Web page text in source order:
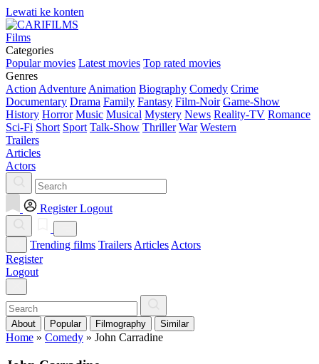
Lewati ke konten
Films
Categories
Popular movies Latest movies Top rated movies
Genres
Action Adventure Animation Biography Comedy Crime
Documentary Drama Family Fantasy Film-Noir Game-Show
History Horror Music Musical Mystery News Reality-TV Romance
Sci-Fi Short Sport Talk-Show Thriller War Western
Trailers
Articles
Actors
Register Logout
Trending films Trailers Articles Actors
Register
Logout
About Popular Filmography Similar
Home » Comedy » John Carradine